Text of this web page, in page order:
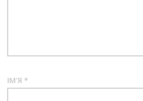
ІМ'Я *